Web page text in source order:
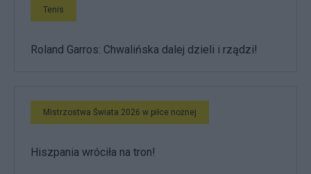
Tenis
Roland Garros: Chwalińska dalej dzieli i rządzi!
Mistrzostwa Świata 2026 w piłce nożnej
Hiszpania wróciła na tron!